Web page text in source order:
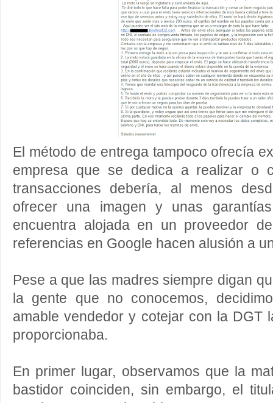
El método de entrega tampoco ofrecía
empresa que se dedica a realizar o
transacciones debería, al menos
ofrecer una imagen y unas
encuentra alojada en un proveedor
referencias en Google hacen alusión a
Pese a que las madres siempre digan
la gente que no conocemos,
amable vendedor y cotejar con la DGT
proporcionaba.
En primer lugar, observamos que la
bastidor coinciden, sin embargo, el